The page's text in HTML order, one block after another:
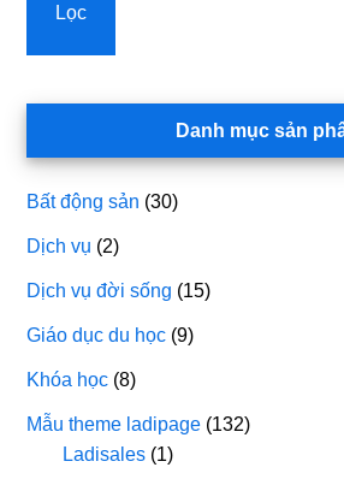
Lọc
Danh mục sản
Bất động sản (30)
Dịch vụ (2)
Dịch vụ đời sống (15)
Giáo dục du học (9)
Khóa học (8)
Mẫu theme ladipage (132)
Ladisales (1)